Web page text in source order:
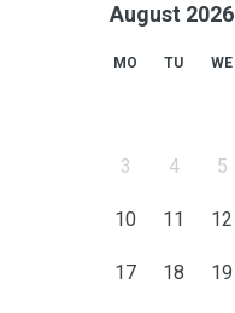
August 2026
MO TU WE
3 4 5
10 11 12
17 18 19